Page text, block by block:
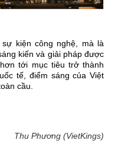
kiện công nghệ, mà là
kiến và giải pháp được
tới mục tiêu trở thành
tế, điểm sáng của Việt
cầu.
Thu Phương (VietKings)